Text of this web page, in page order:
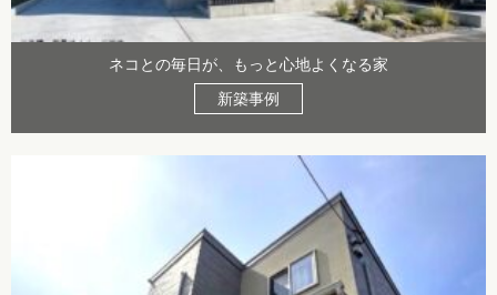
ネコとの毎日が、もっと心地よくなる家
新築事例